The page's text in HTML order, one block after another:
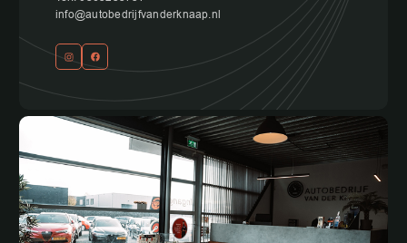
info@autobedrijfvanderknaap.nl